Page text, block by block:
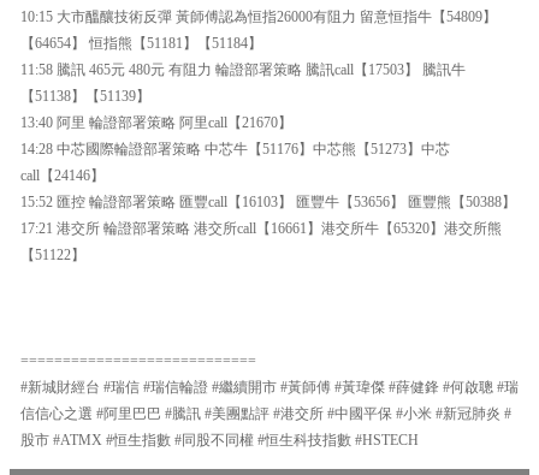
10:15 大市醞釀技術反彈 黃師傅認為恒指26000有阻力 留意恒指牛【54809】
【64654】 恒指熊【51181】【51184】
11:58 騰訊 465元 480元 有阻力 輪證部署策略 騰訊call【17503】 騰訊牛
【51138】【51139】
13:40 阿里 輪證部署策略 阿里call【21670】
14:28 中芯國際輪證部署策略 中芯牛【51176】中芯熊【51273】中芯
call【24146】
15:52 匯控 輪證部署策略 匯豐call【16103】 匯豐牛【53656】 匯豐熊【50388】
17:21 港交所 輪證部署策略 港交所call【16661】港交所牛【65320】港交所熊
【51122】
============================
#新城財經台 #瑞信 #瑞信輪證 #繼續開市 #黃師傅 #黃瑋傑 #薛健鋒 #何啟聰 #瑞
信信心之選 #阿里巴巴 #騰訊 #美團點評 #港交所 #中國平保 #小米 #新冠肺炎 #
股市 #ATMX #恒生指數 #同股不同權 #恒生科技指數 #HSTECH